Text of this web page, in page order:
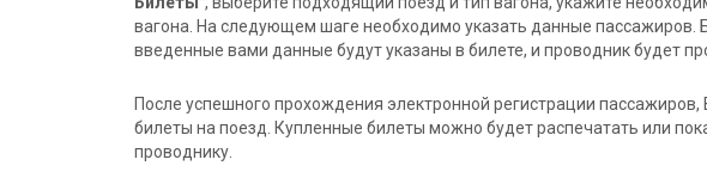
вагона. На следующем шаге необходимо указать данные пассажиров.
введенные вами данные будут указаны в билете, и проводник будет
После успешного прохождения электронной регистрации пассажиров,
билеты на поезд. Купленные билеты можно будет распечатать или
проводнику.